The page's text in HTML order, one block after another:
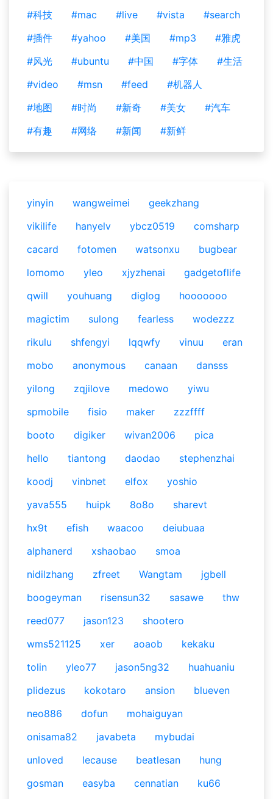
#科技
#mac #live #vista
#search
#插件
#yahoo #美国 #mp3
#雅虎
#风光
#ubuntu #中国 #字体
#生活
#video
#msn #feed
#机器人
#地图
#时尚 #新奇 #美女
#汽车
#有趣
#网络 #新闻 #新鲜
yinyin wangweimei
geekzhang
vikilife
hanyelv ybcz0519
comsharp
cacard
fotomen watsonxu
bugbear
lomomo
yleo xjyzhenai
gadgetoflife
qwill
youhuang diglog
hooooooo
magictim
sulong fearless
wodezzz
rikulu
shfengyi lqqwfy vinuu
eran
mobo
anonymous canaan
dansss
yilong
zqjilove medowo
yiwu
spmobile
fisio maker
zzzffff
booto
digiker wivan2006
pica
hello
tiantong daodao
stephenzhai
koodj
vinbnet elfox
yoshio
yava555
huipk 8o8o
sharevt
hx9t
efish waacoo
deiubuaa
alphanerd
xshaobao
smoa
nidilzhang
zfreet Wangtam
jgbell
boogeyman
risensun32 sasawe
thw
reed077
jason123
shootero
wms521125
xer aoaob
kekaku
tolin
yleo77 jason5ng32
huahuaniu
plidezus
kokotaro ansion
blueven
neo886
dofun
mohaiguyan
onisama82
javabeta
mybudai
unloved
lecause beatlesan
hung
gosman
easyba cennatian ku66